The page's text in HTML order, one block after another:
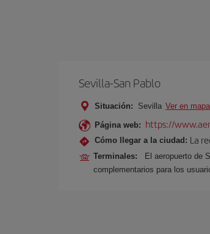
Sevilla-San Pablo
Situación: Sevilla Ver en mapa
Página web: https://
Cómo llegar a la ciudad: La
Terminales:
El aeropuerto de
complementarios para los